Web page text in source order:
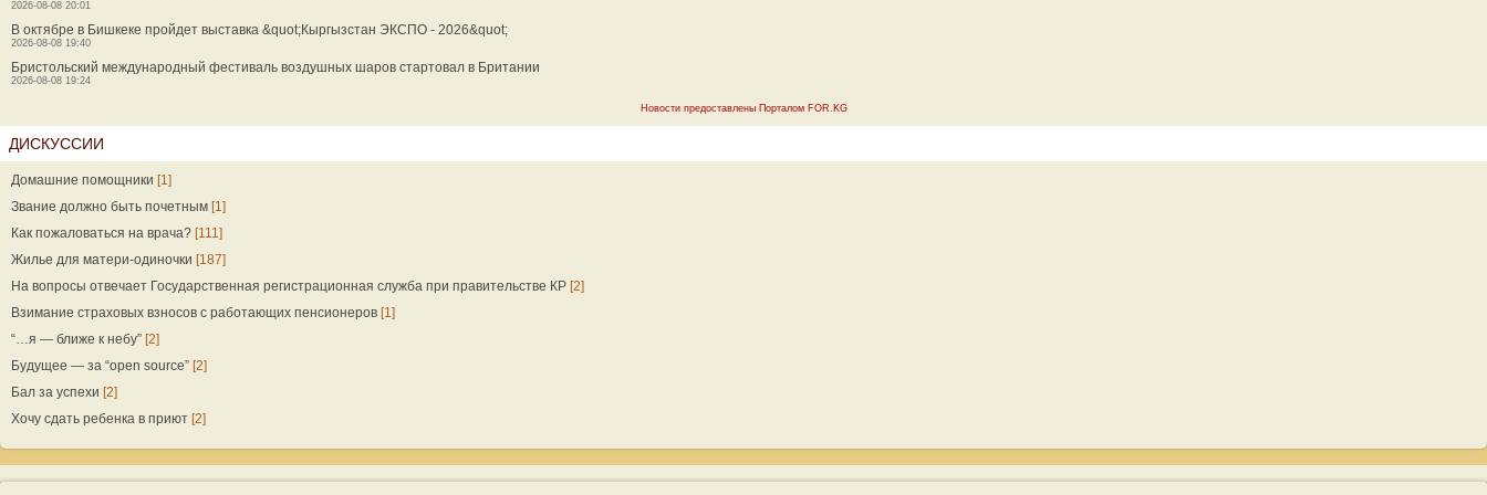
2026-08-08 20:01
В октябре в Бишкеке пройдет выставка &quot;Кыргызстан ЭКСПО - 2026&quot;
2026-08-08 19:40
Бристольский международный фестиваль воздушных шаров стартовал в Британии
2026-08-08 19:24
Новости предоставлены Порталом FOR.KG
ДИСКУССИИ
Домашние помощники [1]
Звание должно быть почетным [1]
Как пожаловаться на врача? [111]
Жилье для матери-одиночки [187]
На вопросы отвечает Государственная регистрационная служба при правительстве КР [2]
Взимание страховых взносов с работающих пенсионеров [1]
“…я — ближе к небу” [2]
Будущее — за “open source” [2]
Бал за успехи [2]
Хочу сдать ребенка в приют [2]